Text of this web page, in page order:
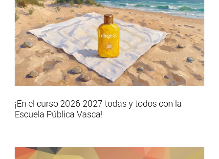
¡En el curso 2026-2027 todas y todos con la
Escuela Pública Vasca!